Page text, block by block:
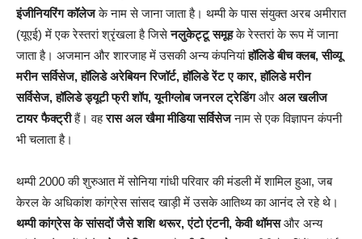
इंजीनियरिंग कॉलेजके नाम से जाना जाता है। थम्पी के पास संयुक्त अरब अमीरात
(यूएई) में एक रेस्तरां श्रृंखला है जिसेनलुकेट्टू समूहके रेस्तरां के रूप में जाना
जाता है। अजमान और शारजाह में उसकी अन्य कंपनियांहॉलिडे बीच क्लब, सीव्यू
मरीन सर्विसेज, हॉलिडे अरेबियन रिजॉर्ट, हॉलिडे रेंट ए कार, हॉलिडे मरीन
सर्विसेज, हॉलिडे ड्यूटी फ्री शॉप, यूनीग्लोब जनरल ट्रेडिंगऔर अल खलीज
टायर फैक्ट्रीहैं। वहरास अल खैमा मीडिया सर्विसेजनाम से एक विज्ञापन कंपनी
भी चलाता है।
थम्पी 2000 की शुरुआत में सोनिया गांधी परिवार की मंडली में शामिल हुआ, जब
केरल के अधिकांश कांग्रेस सांसद खाड़ी में उसके आतिथ्य का आनंद ले रहे थे।
थम्पी कांग्रेस के सांसदों जैसे शशि थरूर, एंटो एंटनी, केवी थॉमसऔर अन्य